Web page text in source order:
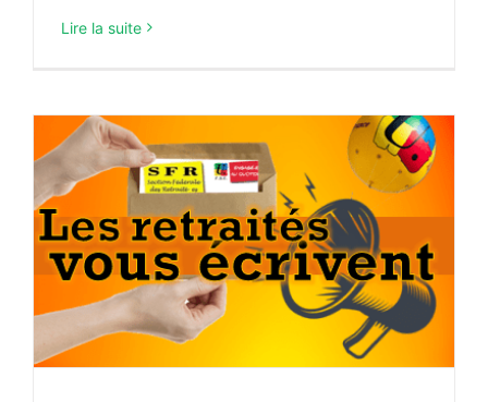
Lire la suite